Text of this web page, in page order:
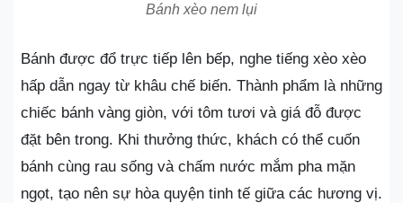
Bánh xèo nem lụi
Bánh được đổ trực tiếp lên bếp, nghe tiếng xèo xèo
hấp dẫn ngay từ khâu chế biến. Thành phẩm là những
chiếc bánh vàng giòn, với tôm tươi và giá đỗ được
đặt bên trong. Khi thưởng thức, khách có thể cuốn
bánh cùng rau sống và chấm nước mắm pha mặn
ngọt, tạo nên sự hòa quyện tinh tế giữa các hương vị.